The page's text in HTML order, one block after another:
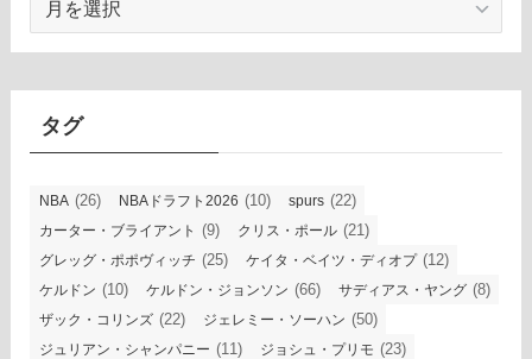
カ
タグ
NBA (26) NBAドラフト2026 (10) spurs (22)
カーター・ブライアント (9) クリス・ポール (21)
グレッグ・ポポヴィッチ (25) ケイタ・ベイツ・ディオプ(12)
ケルドン (10) ケルドン・ジョンソン (66) サディアス・ヤング (8)
ザック・コリンズ (22) ジェレミー・ソーハン (50)
ジュリアン・シャンパニー (11) ジョシュ・プリモ (23)